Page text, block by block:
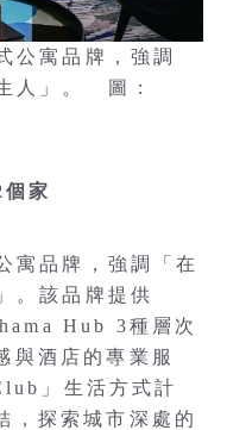
公寓品牌，強調
人」。 圖：
家
寓品牌，強調「在
。該品牌提供
Hub 3種層次
與酒店的專業服
」生活方式計
，探索城市深處的